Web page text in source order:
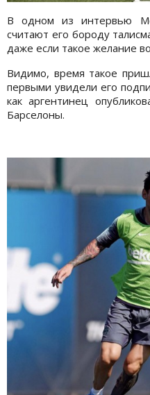
В одном из интервью
считают его бороду
даже если такое желание
Видимо, время такое
первыми увидели его
как аргентинец
Барселоны.